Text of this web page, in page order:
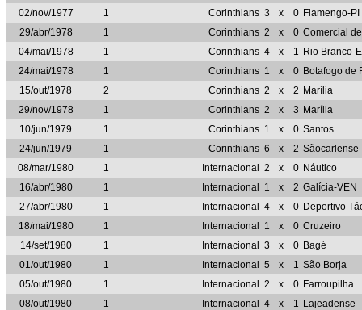
02/nov/1977
1 Corinthians 3 x 0 Flamengo-PI
29/abr/1978
1 Corinthians 2 x 0 Comercial
04/mai/1978
1 Corinthians 4 x 1 Rio Branco-
24/mai/1978
1 Corinthians 1 x 0 Botafogo de
15/out/1978
2 Corinthians 2 x 2 Marília
29/nov/1978
1 Corinthians 2 x 3 Marília
10/jun/1979
1 Corinthians 1 x 0 Santos
24/jun/1979
1 Corinthians 6 x 2 Sãocarlense
08/mar/1980
1 Internacional 2 x 0 Náutico
16/abr/1980
1 Internacional 1 x 2 Galícia-VEN
27/abr/1980
1 Internacional 4 x 0 Deportivo
18/mai/1980
1 Internacional 1 x 0 Cruzeiro
14/set/1980
1 Internacional 3 x 0 Bagé
01/out/1980
1 Internacional 5 x 1 São Borja
05/out/1980
1 Internacional 2 x 0 Farroupilha
08/out/1980
1 Internacional 4 x 1 Lajeadense